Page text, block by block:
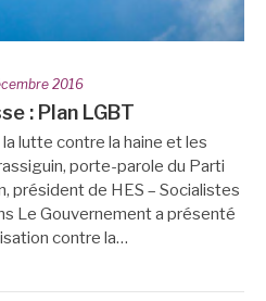
2016
: Plan LGBT
lutte contre la haine et les
porte-parole du Parti
président de HES – Socialistes
Le Gouvernement a présenté
contre la…